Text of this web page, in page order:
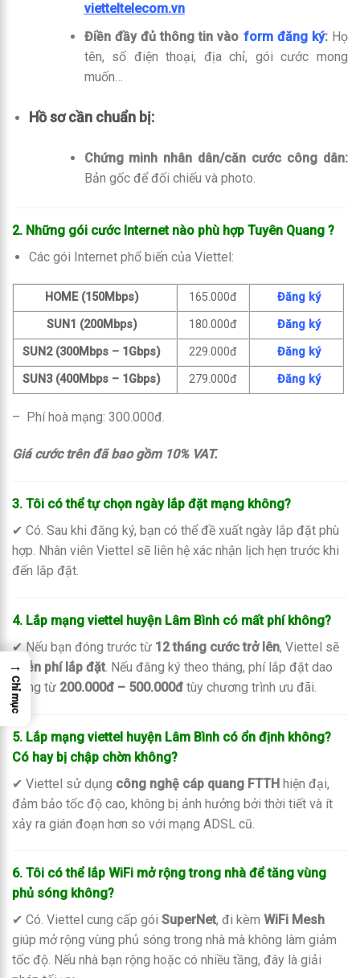
vietteltelecom.vn
Điền đầy đủ thông tin vào form đăng ký:Họ
tên, số điện thoại, địa chỉ, gói cước mong
muốn…
Hồ sơ cần chuẩn bị:
Chứng minh nhân dân/căn cước công dân:
Bản gốc để đối chiếu và photo.
2. Những gói cước Internet nào phù hợp Tuyên Quang ?
Các gói Internet phổ biến của Viettel:
HOME (150Mbps) 165.000đ
Đăng ký
SUN1 (200Mbps)
180.000đ
Đăng ký
SUN2 (300Mbps – 1Gbps)
229.000đ
Đăng ký
SUN3 (400Mbps – 1Gbps)
279.000đ Đăng ký
– Phí hoà mạng: 300.000đ.
Giá cước trên đã bao gồm 10% VAT.
3. Tôi có thể tự chọn ngày lắp đặt mạng không?
✔ Có. Sau khi đăng ký, bạn có thể đề xuất ngày lắp đặt phù
hợp. Nhân viên Viettel sẽ liên hệ xác nhận lịch hẹn trước khi
đến lắp đặt.
4. Lắp mạng viettel huyện Lâm Bình có mất phí không?
✔ Nếu bạn đóng trước từ 12 tháng cước trở lên, Viettel sẽ
miễn phí lắp đặt. Nếu đăng ký theo tháng, phí lắp đặt dao
động từ 200.000đ – 500.000đ tùy chương trình ưu đãi.
5. Lắp mạng viettel huyện Lâm Bình có ổn định không?
Có hay bị chập chờn không?
✔ Viettel sử dụng công nghệ cáp quang FTTH hiện đại,
đảm bảo tốc độ cao, không bị ảnh hưởng bởi thời tiết và ít
xảy ra gián đoạn hơn so với mạng ADSL cũ.
6. Tôi có thể lắp WiFi mở rộng trong nhà để tăng vùng
phủ sóng không?
✔ Có. Viettel cung cấp gói SuperNet, đi kèm WiFi Mesh
giúp mở rộng vùng phủ sóng trong nhà mà không làm giảm
tốc độ. Nếu nhà bạn rộng hoặc có nhiều tầng, đây là giải
→
Chỉ mục